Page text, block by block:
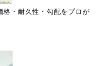
格・耐久性・勾配をプロが